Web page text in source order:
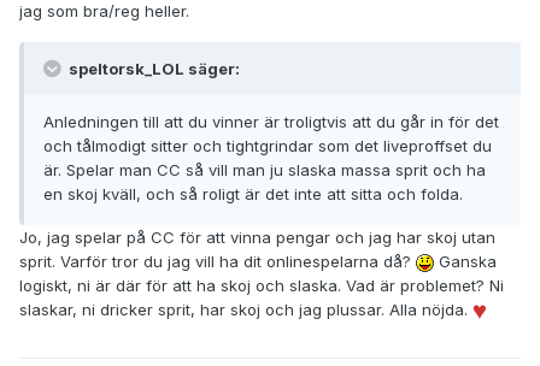
jag som bra/reg heller.
speltorsk_LOL säger:
Anledningen till att du vinner är troligtvis att du går in för det
och tålmodigt sitter och tightgrindar som det liveproffset du
är. Spelar man CC så vill man ju slaska massa sprit och ha
en skoj kväll, och så roligt är det inte att sitta och folda.
Jo, jag spelar på CC för att vinna pengar och jag har skoj utan
sprit. Varför tror du jag vill ha dit onlinespelarna då?
Ganska
logiskt, ni är där för att ha skoj och slaska. Vad är problemet? Ni
slaskar, ni dricker sprit, har skoj och jag plussar. Alla nöjda.